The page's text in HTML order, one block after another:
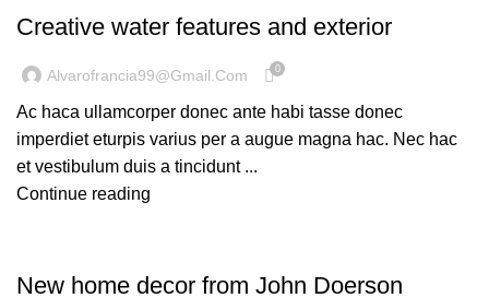
Creative water features and exterior
Alvarofrancia99@gmail.com 0
Ac haca ullamcorper donec ante habi tasse donec
imperdiet eturpis varius per a augue magna hac. Nec hac
et vestibulum duis a tincidunt ...
Continue reading
New home decor from John Doerson